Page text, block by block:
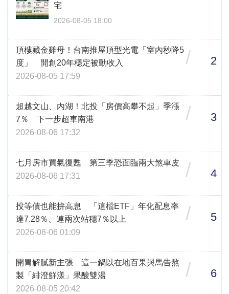
宅
2026-08-05 18:00
頂樓藏金雞母！台南推屋頂型光電「室內秒降5
度」 開創20年穩定被動收入
2026-08-05 17:59
/ 2
超越文山、內湖！北投「房價高攀不起」季漲
7％ 下一步超車南港
2026-08-06 17:32
/ 3
七月房市買氣復甦 第三季恐面臨兩大煞車皮
2026-08-06 17:31
/ 4
投等債也能拚高息 「這檔ETF」年化配息率
達7.28％、連兩次站穩7％以上
2026-08-06 01:09
/ 5
開胃解膩新主張 這一鍋以在地百果與馬告熬
製「緋澄鮮漾」果酸雙湯
2026-08-05 20:42
/ 6